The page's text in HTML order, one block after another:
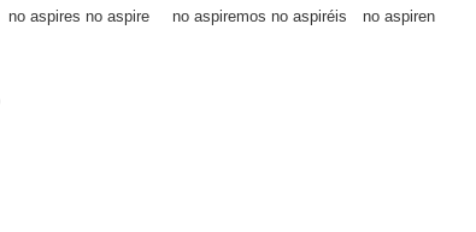
no aspires no aspire no aspiremos no aspiréis no aspiren